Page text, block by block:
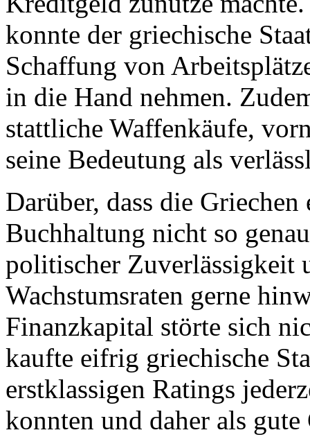
konnte der griechische
Schaffung von
in die Hand nehmen.
stattliche Waffenkäufe,
seine Bedeutung als
Darüber, dass die
Buchhaltung nicht so
politischer Zuverlässigkeit
Wachstumsraten gerne
Finanzkapital störte sich
kaufte eifrig griechische
erstklassigen Ratings
konnten und daher als